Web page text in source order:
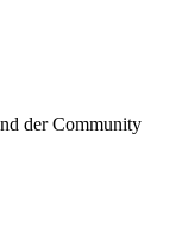
der Community